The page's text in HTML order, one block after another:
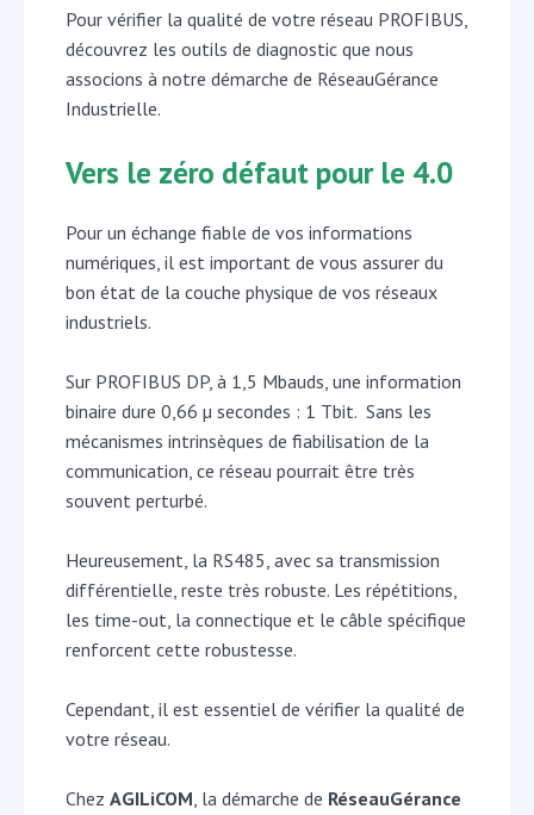
Pour vérifier la qualité de votre réseau PROFIBUS,
découvrez les outils de diagnostic que nous
associons à notre démarche de RéseauGérance
Industrielle.
Vers le zéro défaut pour le 4.0
Pour un échange fiable de vos informations
numériques, il est important de vous assurer du
bon état de la couche physique de vos réseaux
industriels.
Sur PROFIBUS DP, à 1,5 Mbauds, une information
binaire dure 0,66 µ secondes : 1 Tbit. Sans les
mécanismes intrinsèques de fiabilisation de la
communication, ce réseau pourrait être très
souvent perturbé.
Heureusement, la RS485, avec sa transmission
différentielle, reste très robuste. Les répétitions,
les time-out, la connectique et le câble spécifique
renforcent cette robustesse.
Cependant, il est essentiel de vérifier la qualité de
votre réseau.
Chez AGILiCOM, la démarche de RéseauGérance